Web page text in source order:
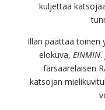
kuljettaa
Illan päättää toinen
elokuva,EINMIN.
färsaarelaisen
katsojan